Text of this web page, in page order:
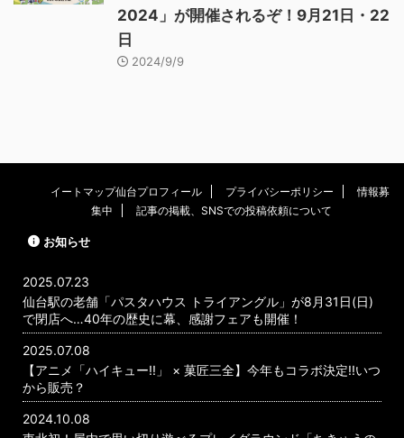
2024」が開催されるぞ！9月21日・22
日
2024/9/9
イートマップ仙台プロフィール プライバシーポリシー
情報募
集中
記事の掲載、SNSでの投稿依頼について
お知らせ
2025.07.23
仙台駅の老舗「パスタハウス トライアングル」が8月31日(日)
で閉店へ…40年の歴史に幕、感謝フェアも開催！
2025.07.08
【アニメ「ハイキュー!!」 × 菓匠三全】今年もコラボ決定!!いつ
から販売？
2024.10.08